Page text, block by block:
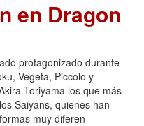
en Dragon
protagonizado durante
Vegeta, Piccolo y
Toriyama los que más
Saiyans, quienes han
muy diferen